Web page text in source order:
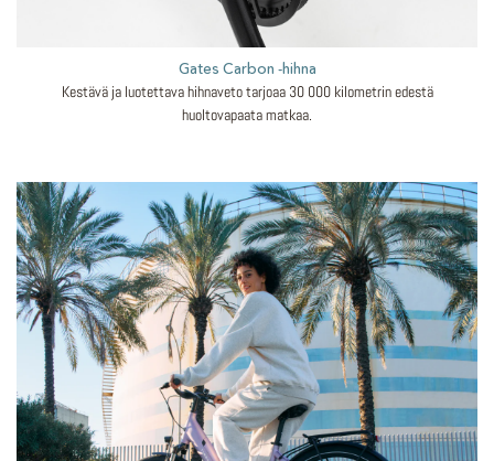
Gates Carbon -hihna
Kestävä ja luotettava hihnaveto tarjoaa 30 000 kilometrin edestä
huoltovapaata matkaa.